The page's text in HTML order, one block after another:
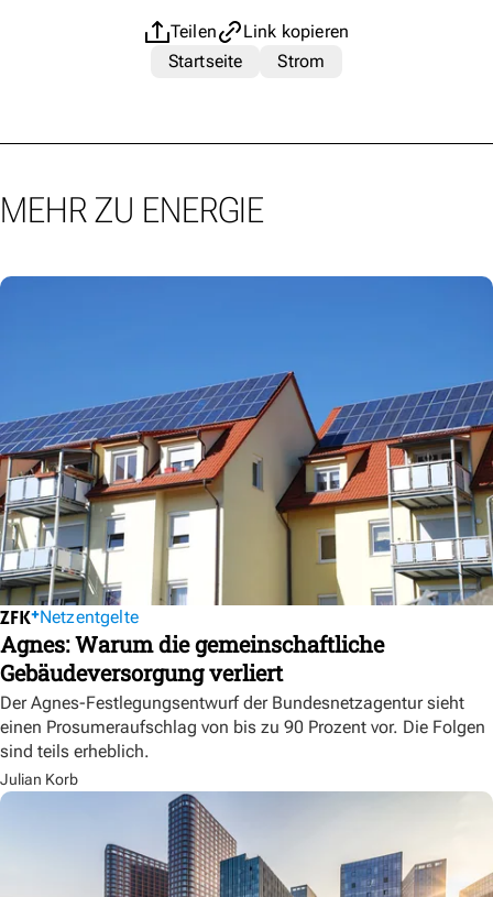
Teilen
Link kopieren
Startseite
Strom
MEHR ZU ENERGIE
Netzentgelte
Agnes: Warum die gemeinschaftliche
Gebäudeversorgung verliert
Der Agnes-Festlegungsentwurf der Bundesnetzagentur sieht
einen Prosumeraufschlag von bis zu 90 Prozent vor. Die Folgen
sind teils erheblich.
Julian Korb